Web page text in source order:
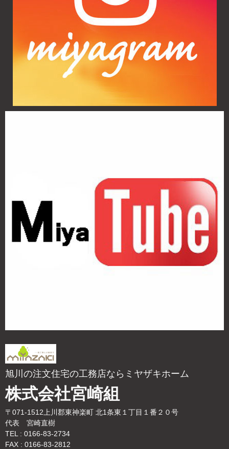
旭川の注文住宅の工務店ならミヤザキホーム
株式会社宮崎組
〒071-1512上川郡東神楽町 北1条東１丁目１番２０号
代表 宮崎直樹
TEL : 0166-83-2734
FAX : 0166-83-2812